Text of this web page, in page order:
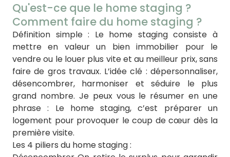
Qu'est-ce que le home staging ?
Comment faire du home staging ?
Définition simple : Le home staging consiste à
mettre en valeur un bien immobilier pour le
vendre ou le louer plus vite et au meilleur prix, sans
faire de gros travaux. L’idée clé : dépersonnaliser,
désencombrer, harmoniser et séduire le plus
grand nombre. Je peux vous le résumer en une
phrase : Le home staging, c’est préparer un
logement pour provoquer le coup de cœur dès la
première visite.
Les 4 piliers du home staging :